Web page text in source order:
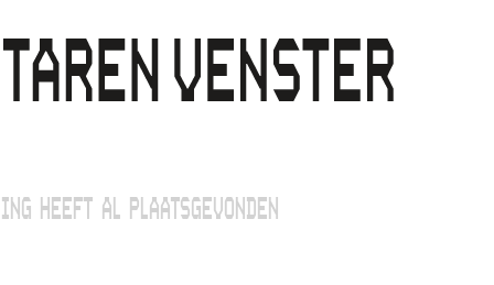
HEEFT AL PLAATSGEVONDEN